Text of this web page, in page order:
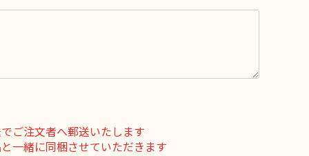
ご注文者へ郵送いたします
一緒に同梱させていただきます